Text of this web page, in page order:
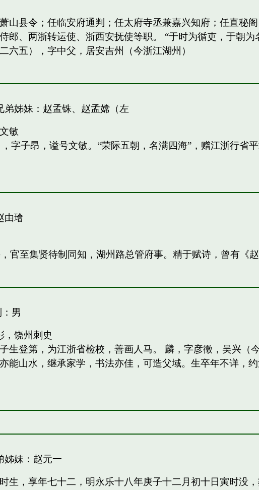
山县令；任临安府通判；任太府寺丞兼嘉兴知府；任直秘
郎、两浙转运使、浙西安抚使等职。 “于时为循吏，于朝
六五），字中父，居安吉州（今浙江湖州）
姊妹： 赵孟铢、 赵孟嫦（左
敏
字子昂，谥号文敏。“荣际五朝，名满四海”，赠江浙行省
由璯
官至集贤待制同知，湖州路总管府事。精于赋诗，曾有《赵
男
饶州刺史
生登第，为江浙省检校，善画人马。 麟，字彦徵，吴兴
能山水，继承家学，书法亦佳，可造父域。生卒年不详，
妹： 赵元一
生，享年七十二，明永乐十八年庚子十二月初十日寅时没